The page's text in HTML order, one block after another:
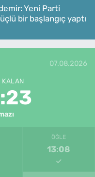
Yeni Parti
bir başlangıç yaptı
07.08.2026
KALAN
ÖĞLE
13:08